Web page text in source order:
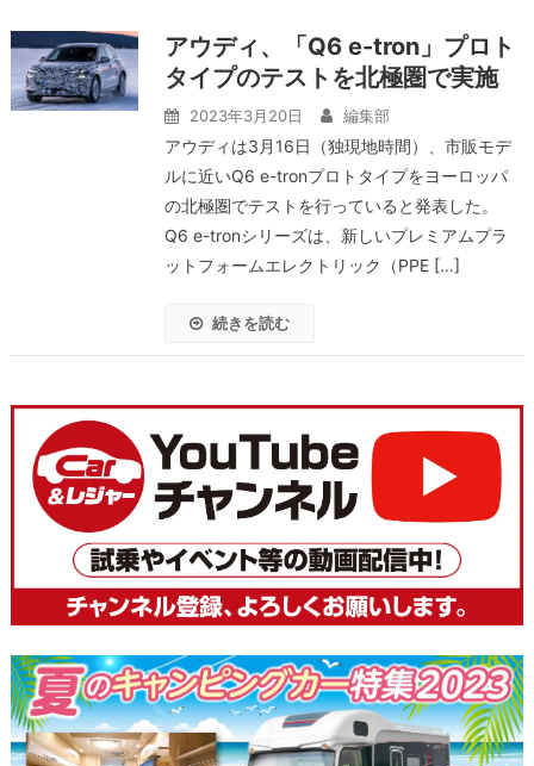
アウディ、「Q6 e-tron」プロト
タイプのテストを北極圏で実施
2023年3月20日 編集部
アウディは3月16日（独現地時間）、市販モデ
ルに近いQ6 e-tronプロトタイプをヨーロッパ
の北極圏でテストを行っていると発表した。
Q6 e-tronシリーズは、新しいプレミアムプラ
ットフォームエレクトリック（PPE […]
続きを読む